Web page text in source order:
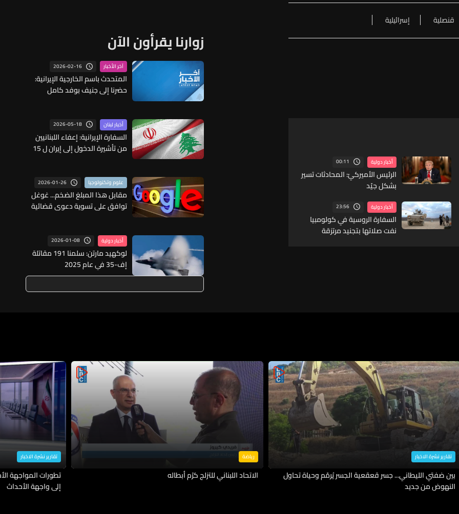
قنصلية إسرائيلية
أخبار دولية 00:11
الرئيس الأميركيّ: المحادثات تسير
بشكل جيّد
أخبار دولية 23:56
السفارة الروسية في كولومبيا
نفت صلاتها بتجنيد مرتزقة
زوارنا يقرأون الآن
آخر الأخبار 2026-02-16
المتحدث باسم الخارجية الإيرانية:
حضرنا إلى جنيف بوفد كامل
أخبار لبنان 2026-05-18
السفارة الإيرانية: إعفاء اللبنانيين
من تأشيرة الدخول إلى إيران ل 15
علوم وتكنولوجيا 2026-01-26
مقابل هذا المبلغ الضخم... غوغل
توافق على تسوية دعوى قضائية
أخبار دولية 2026-01-08
لوكهيد مارتن: سلمنا 191 مقاتلة
إف-35 في عام 2025
تقارير نشرة الاخبار
بين ضفتي الليطاني... جسر قعقعية الجسر يُرمّم وحياة تحاول
النهوض من جديد
رياضة
الاتحاد اللبناني للتزلج كرّم أبطاله
تقارير نشرة الاخبار
تطورات المواجهة
إلى واجهة الأحداث